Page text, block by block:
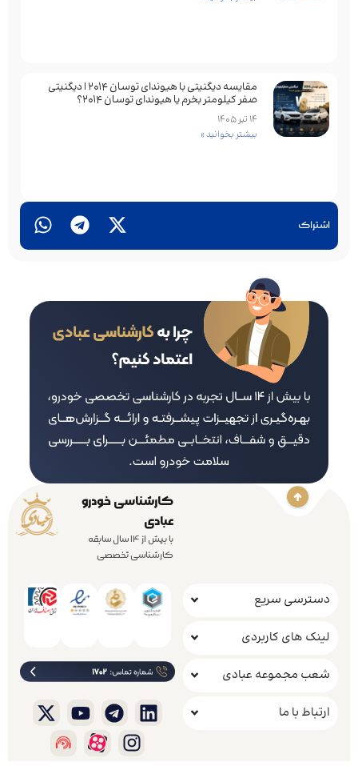
اشتراک
مقایسه دیگنیتی با هیوندای توسان 2014 | دیگنیتی
صفر کیلومتر بخرم یا هیوندای توسان 2014؟
14 تیر 1405
بیشتر بخوانید »
کارشناسی خودرو
عبادی
با بیش از 14 سال سابقه
کارشناسی تخصصی
دسترسی سریع
لینک های کاربردی
شعب مجموعه عبادی
ارتباط با ما